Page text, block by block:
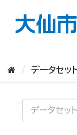
データセッ